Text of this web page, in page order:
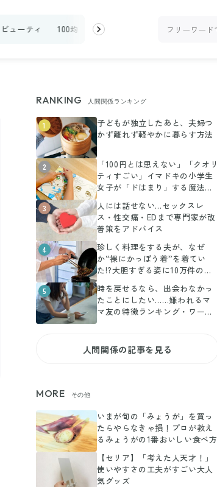
ビューティ 100均・雑貨 料理レシピ
RANKING 人間関係ランキング
1
子どもが独立したあと、夫婦つ
かず離れず軽やかに暮らす方法
2
「100円とは思えない」「クオリ
ティすごい」イマドキの小学生
女子が「ドはまり」する魔法の
3
人には話せない…セックスレ
ス・性交痛・EDまで専門家が改
善策をアドバイス
4
珍しく料理をする夫が、なぜ
か“裸にかっぽう着”を着てい
た!?大胆すぎる姿に10万件のい
う新しい造語まで
5
時を戻せるなら、出会わなかっ
たことにしたい……嫌われるマ
マ友の特徴ランキング・ワース
人間関係の記事を見る
MORE その他
いまが旬の「みょうが」を買っ
たらやらなきゃ損！プロが教え
るみょうがの1番おいしい食べ方
【セリア】「考えた人天才！」
使いやすさの工夫がすごい大人
気グッズ